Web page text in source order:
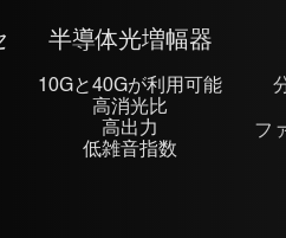
半導体光増幅器
10Gと40Gが利用可能
高消光比
高出力
低雑音指数
フ